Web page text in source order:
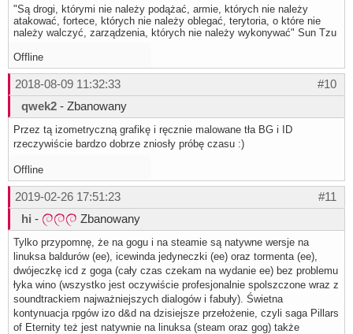
"Są drogi, którymi nie należy podążać, armie, których nie należy
atakować, fortece, których nie należy oblegać, terytoria, o które nie
należy walczyć, zarządzenia, których nie należy wykonywać" Sun Tzu
Offline
#10
2018-08-09 11:32:33
qwek2 - Zbanowany
Przez tą izometryczną grafikę i ręcznie malowane tła BG i ID
rzeczywiście bardzo dobrze zniosły próbę czasu :)
Offline
#11
2019-02-26 17:51:23
hi - Zbanowany
Tylko przypomnę, że na gogu i na steamie są natywne wersje na
linuksa baldurów (ee), icewinda jedyneczki (ee) oraz tormenta (ee),
dwójeczkę icd z goga (cały czas czekam na wydanie ee) bez problemu
łyka wino (wszystko jest oczywiście profesjonalnie spolszczone wraz z
soundtrackiem najważniejszych dialogów i fabuły). Świetna
kontynuacja rpgów izo d&d na dzisiejsze przełożenie, czyli saga Pillars
of Eternity też jest natywnie na linuksa (steam oraz gog) także